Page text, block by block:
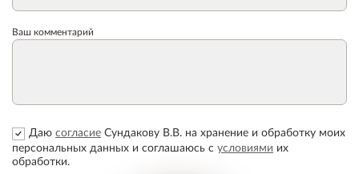
Ваш комментарий
Даю согласие Сундакову В.В. на хранение и обработку моих
персональных данных и соглашаюсь с условиями их
обработки.